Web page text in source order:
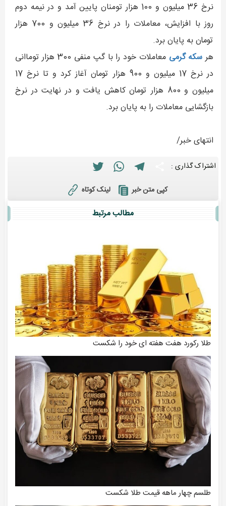
نرخ 36 میلیون و 100 هزار تومنان پایین آمد و در نیمه دوم
روز با افزایش، معاملات را در نرخ 36 میلیون و 700 هزار
تومان به پایان برد.
هرسکه گرمی
معاملات خود را با گپ منفی 300 هزار توماانی
در نرخ 17 میلیون و 900 هزار تومان آغاز کرد و تا نرخ 17
میلیون و 800 هزار تومان کاهش یافت و در نهایت در نرخ
بازگشایی معاملات را به پایان برد.
انتهای خبر/
اشتراک گذاری : Twitter
WhatsAppTelegram
کپی متن خبر لینک کوتاه
مطالب مرتبط
طلا رکورد هفت هفته ای خود را شکست
طلسم چهار ماهه قیمت طلا شکست